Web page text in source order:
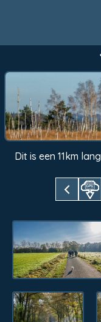
Dit is een 11km